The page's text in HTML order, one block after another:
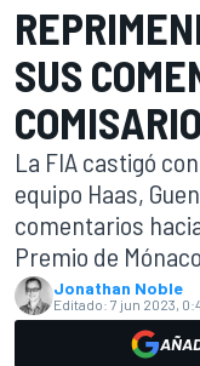
SUS
La FIA castigó
equipo Haas,
comentarios
Premio de
Jonathan Noble
Editado: 7 jun 2023,